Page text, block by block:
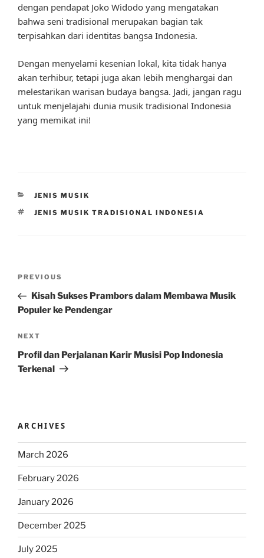
dengan pendapat Joko Widodo yang mengatakan
bahwa seni tradisional merupakan bagian tak
terpisahkan dari identitas bangsa Indonesia.
Dengan menyelami kesenian lokal, kita tidak hanya
akan terhibur, tetapi juga akan lebih menghargai dan
melestarikan warisan budaya bangsa. Jadi, jangan ragu
untuk menjelajahi dunia musik tradisional Indonesia
yang memikat ini!
CATEGORIES
JENIS MUSIK
TAGS
JENIS MUSIK TRADISIONAL INDONESIA
Previous
Post
PREVIOUS
Kisah Sukses Prambors dalam Membawa Musik
Populer ke Pendengar
Next
Post
NEXT
Profil dan Perjalanan Karir Musisi Pop Indonesia
Terkenal
ARCHIVES
March 2026
February 2026
January 2026
December 2025
July 2025